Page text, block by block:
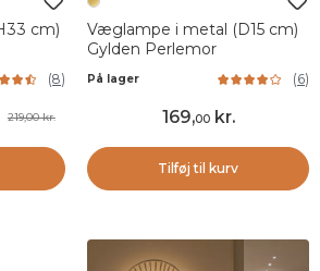
cm)
(8)
219,00 kr.
Væglampe i metal (D15 cm)
Gylden Perlemor
På lager (6)
169,00kr.
Tilføj til kurv